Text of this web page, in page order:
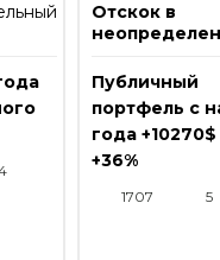
Отскок в
Публичный
портфель с
года
+36%
1707 5